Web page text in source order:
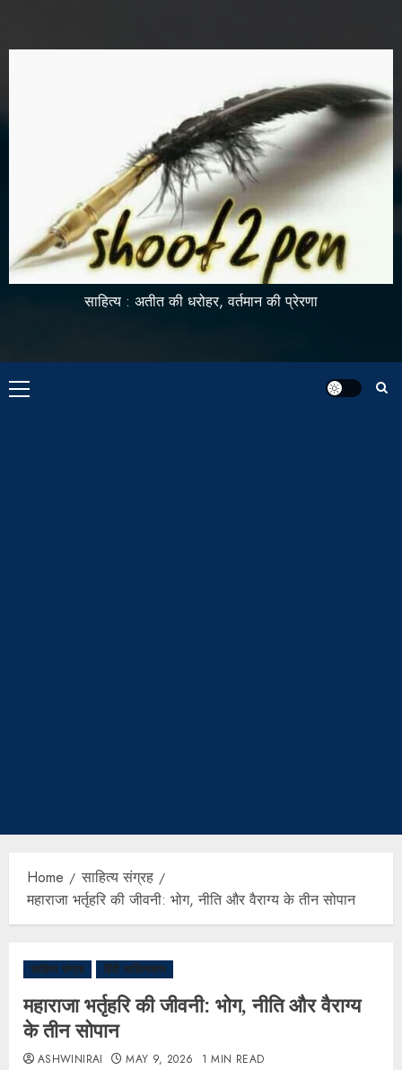
साहित्य : अतीत की धरोहर, वर्तमान की प्रेरणा
Home
साहित्य संग्रह
महाराजा भर्तृहरि की जीवनी: भोग, नीति और वैराग्य के तीन सोपान
साहित्य संग्रह हिंदी साहित्यकार
महाराजा भर्तृहरि की जीवनी: भोग, नीति और वैराग्य
के तीन सोपान
ASHWINIRAI MAY 9, 2026 1 MIN READ